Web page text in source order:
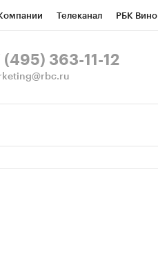
Телеканал РБК Вино
Спецпроекты
(495) 363-11-12